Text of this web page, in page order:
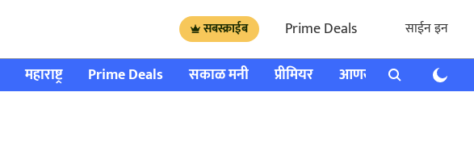
सबस्क्राईब Prime Deals साईन इन
महाराष्ट्र Prime Deals सकाळ मनी प्रीमियर आणखी राशी भविष्य